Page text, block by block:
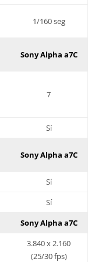
1/160 seg
Sony Alpha a7C
7
Sí
Sony Alpha a7C
Sí
Sí
Sony Alpha a7C
3.840 x 2.160
(25/30 fps)